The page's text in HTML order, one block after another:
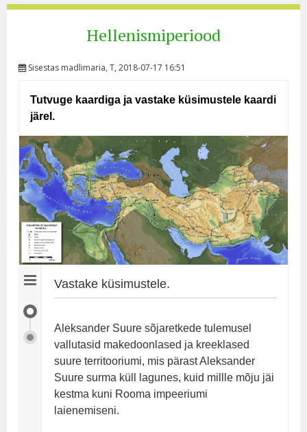
Hellenismiperiood
Sisestas madlimaria, T, 2018-07-17 16:51